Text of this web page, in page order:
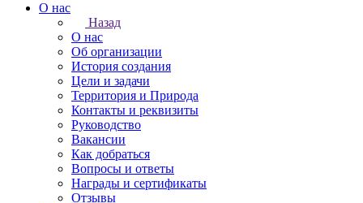
О нас
Назад
О нас
Об организации
История создания
Цели и задачи
Территория и Природа
Контакты и реквизиты
Руководство
Вакансии
Как добраться
Вопросы и ответы
Награды и сертификаты
Отзывы